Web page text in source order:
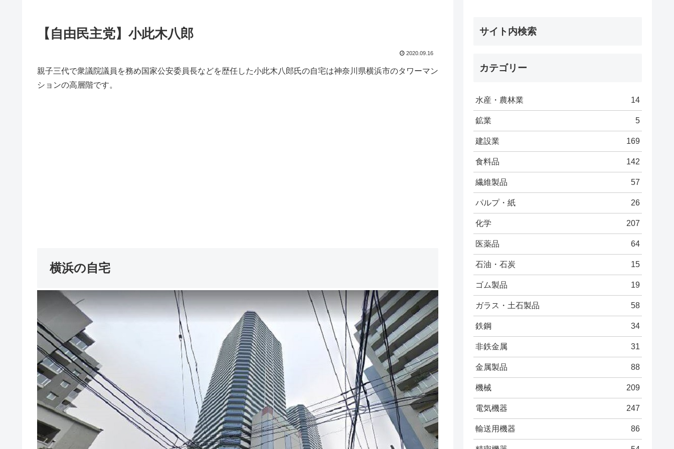
【自由民主党】小此木八郎
2020.09.16
親子三代で衆議院議員を務め国家公安委員長などを歴任した小此木八郎氏の自宅は神奈川県横浜市のタワーマン
ションの高層階です。
横浜の自宅
サイト内検索
カテゴリー
水産・農林業 14
鉱業 5
建設業 169
食料品 142
繊維製品 57
パルプ・紙 26
化学 207
医薬品 64
石油・石炭 15
ゴム製品 19
ガラス・土石製品 58
鉄鋼 34
非鉄金属 31
金属製品 88
機械 209
電気機器 247
輸送用機器 86